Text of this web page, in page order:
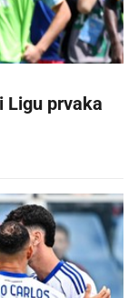
Ligu prvaka